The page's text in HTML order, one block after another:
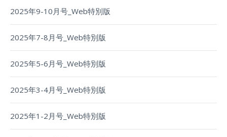
2025年9-10月号_Web特別版
2025年7-8月号_Web特別版
2025年5-6月号_Web特別版
2025年3-4月号_Web特別版
2025年1-2月号_Web特別版